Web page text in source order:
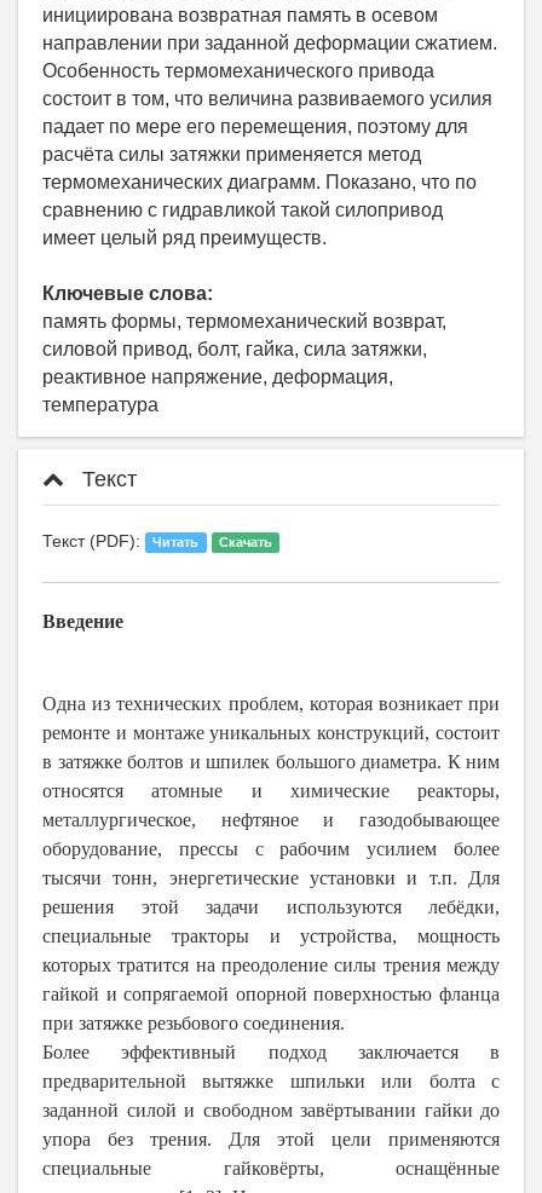
инициирована возвратная память в осевом
направлении при заданной деформации сжатием.
Особенность термомеханического привода
состоит в том, что величина развиваемого усилия
падает по мере его перемещения, поэтому для
расчёта силы затяжки применяется метод
термомеханических диаграмм. Показано, что по
сравнению с гидравликой такой силопривод
имеет целый ряд преимуществ.
Ключевые слова:
память формы, термомеханический возврат,
силовой привод, болт, гайка, сила затяжки,
реактивное напряжение, деформация,
температура
Текст
Текст (PDF): Читать Скачать
Введение
Одна из технических проблем, которая возникает при
ремонте и монтаже уникальных конструкций, состоит
в затяжке болтов и шпилек большого диаметра. К ним
относятся атомные и химические реакторы,
металлургическое, нефтяное и газодобывающее
оборудование, прессы с рабочим усилием более
тысячи тонн, энергетические установки и т.п. Для
решения этой задачи используются лебёдки,
специальные тракторы и устройства, мощность
которых тратится на преодоление силы трения между
гайкой и сопрягаемой опорной поверхностью фланца
при затяжке резьбового соединения.
Более эффективный подход заключается в
предварительной вытяжке шпильки или болта с
заданной силой и свободном завёртывании гайки до
упора без трения. Для этой цели применяются
специальные гайковёрты, оснащённые